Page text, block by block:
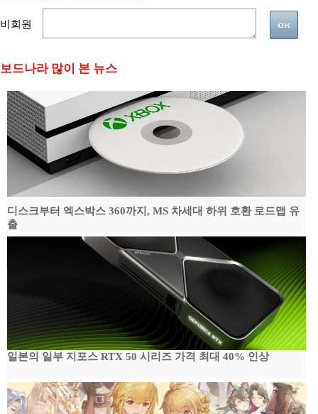
비회원
보드나라 많이 본 뉴스
디스크부터 엑스박스 360까지, MS 차세대 하위 호환 로드맵 유
출
일본의 일부 지포스 RTX 50 시리즈 가격 최대 40% 인상